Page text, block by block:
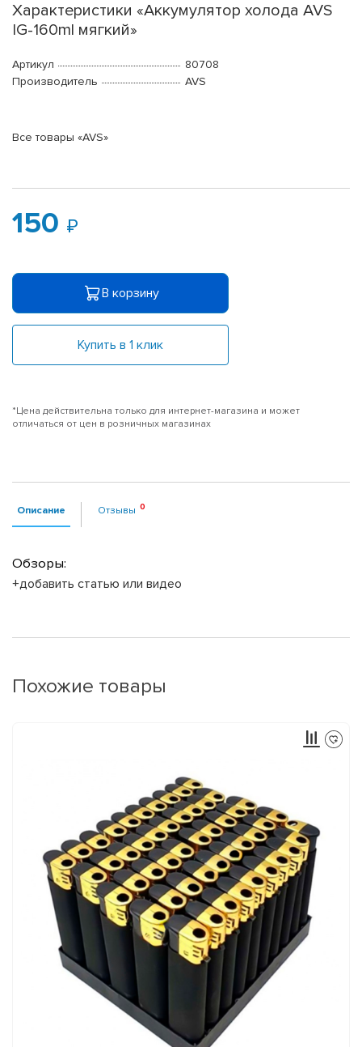
Характеристики «Аккумулятор холода AVS
IG-160ml мягкий»
Артикул
80708
Производитель
AVS
Все товары «AVS»
150
В корзину
Купить в 1 клик
*Цена действительна только для интернет-магазина и может
отличаться от цен в розничных магазинах
Описание Отзывы
Обзоры:
+добавить статью или видео
Похожие товары